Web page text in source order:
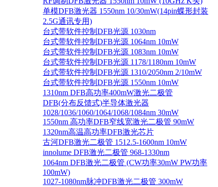
单模DFB激光器 1550nm 10/30mW(14pin蝶形封装
2.5G通讯专用)
台式带软件控制DFB光源 1030nm
台式带软件控制DFB光源 1064nm 10mW
台式带软件控制DFB光源 1083nm 10mW
台式带软件控制DFB光源 1178/1180nm 10mW
台式带软件控制DFB光源 1310/2050nm 2/10mW
台式带软件控制DFB光源 1550nm 10mW
1310nm DFB高功率400mW激光二极管
DFB(分布反馈式)半导体激光器
1028/1036/1060/1064/1068/1084nm 30mW
1550nm 高功率DFB窄线宽激光二极管 90mW
1320nm高温高功率DFB激光芯片
古河DFB激光二极管 1512.5-1600nm 10mW
innolume DFB激光二极管 968-1330nm
1064nm DFB激光二极管 (CW功率30mW PW功率
100mW)
1027-1080nm脉冲DFB激光二极管 300mW